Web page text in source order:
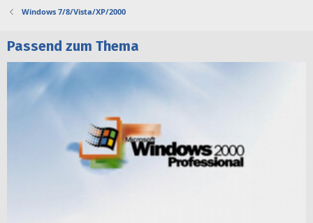
Windows 7/8/Vista/XP/2000
Passend zum Thema